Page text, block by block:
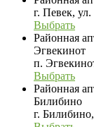
г. Певек,
Выбрать
Районная
Эгвекинот
п.
Выбрать
Районная
Билибино
г.